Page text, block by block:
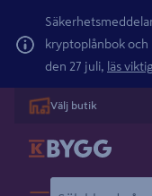
kryptoplånbok
den 27 juli, läs
Välj butik